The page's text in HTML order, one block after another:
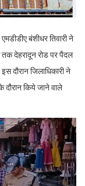
बंशीधर तिवारी ने
देहरादून रोड पर पैदल
दौरान जिलाधिकारी ने
दौरान किये जाने वाले